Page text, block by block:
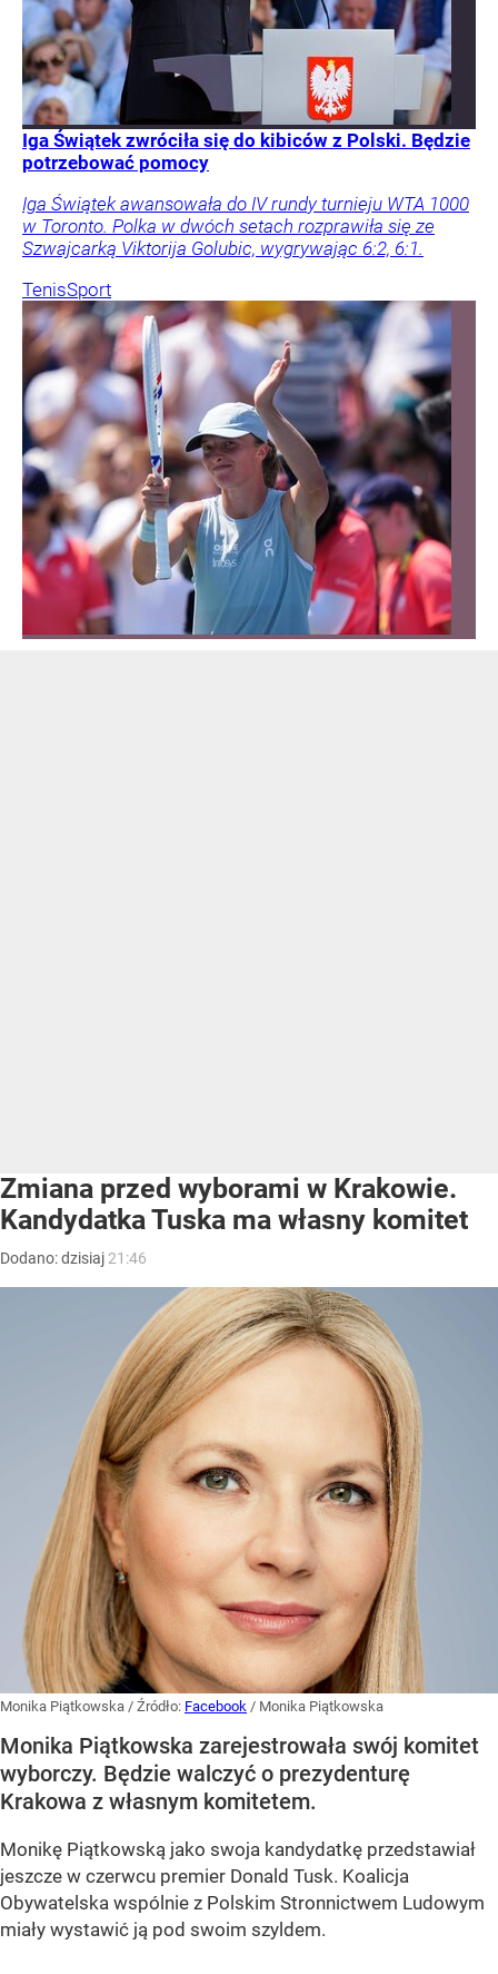
Iga Świątek zwróciła się do kibiców z Polski. Będzie
potrzebować pomocy
Iga Świątek awansowała do IV rundy turnieju WTA 1000
w Toronto. Polka w dwóch setach rozprawiła się ze
Szwajcarką Viktorija Golubic, wygrywając 6:2, 6:1.
TenisSport
Zmiana przed wyborami w Krakowie.
Kandydatka Tuska ma własny komitet
Dodano:dzisiaj 21:46
Monika Piątkowska / Źródło: Facebook / Monika Piątkowska
Monika Piątkowska zarejestrowała swój komitet
wyborczy. Będzie walczyć o prezydenturę
Krakowa z własnym komitetem.
Monikę Piątkowską jako swoja kandydatkę przedstawiał
jeszcze w czerwcu premier Donald Tusk. Koalicja
Obywatelska wspólnie z Polskim Stronnictwem Ludowym
miały wystawić ją pod swoim szyldem.